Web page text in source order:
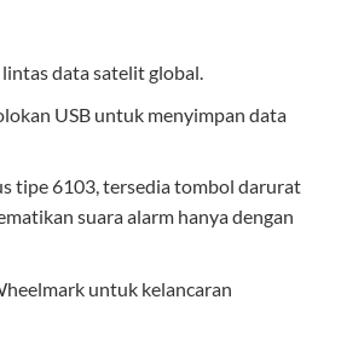
data satelit global.
USB untuk menyimpan data
tipe 6103, tersedia tombol darurat
suara alarm hanya dengan
untuk kelancaran